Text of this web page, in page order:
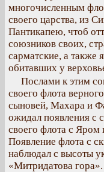
многочисленным
своего царства, из
Пантикапею, чтоб
союзников своих,
сарматские, а также
обитавших у
Послами к этим
своего флота
сыновей, Махара и
ожидал появления с
своего флота с
Появление флота с
наблюдал с высоты
«Митридатова